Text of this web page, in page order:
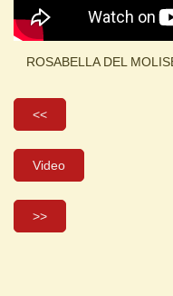
ROSABELLA DEL
<<
Video
>>